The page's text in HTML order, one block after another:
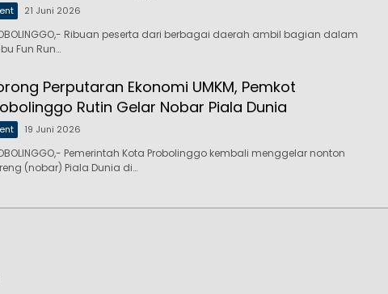
21 Juni 2026
Ribuan peserta dari berbagai daerah ambil bagian dalam
Fun Run…
Perputaran Ekonomi UMKM, Pemkot
Rutin Gelar Nobar Piala Dunia
19 Juni 2026
Pemerintah Kota Probolinggo kembali menggelar nonton
(nobar) Piala Dunia di…